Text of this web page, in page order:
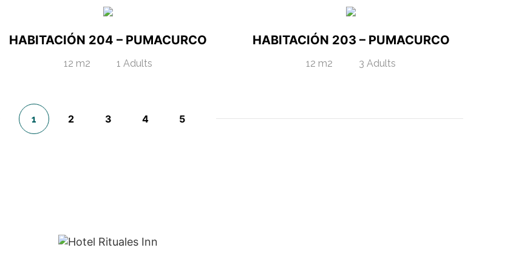
HABITACIÓN 204 – PUMACURCO
12 m2 1 Adults
HABITACIÓN 203 – PUMACURCO
12 m2 3 Adults
1 2 3 4 5